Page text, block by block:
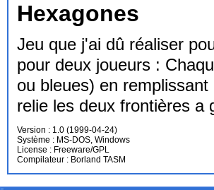
Hexagones
Jeu que j'ai dû réaliser
pour deux joueurs :
ou bleues) en
relie les deux frontières a
Version : 1.0 (1999-04-24)
Système : MS-DOS, Windows
License : Freeware/GPL
Compilateur : Borland TASM